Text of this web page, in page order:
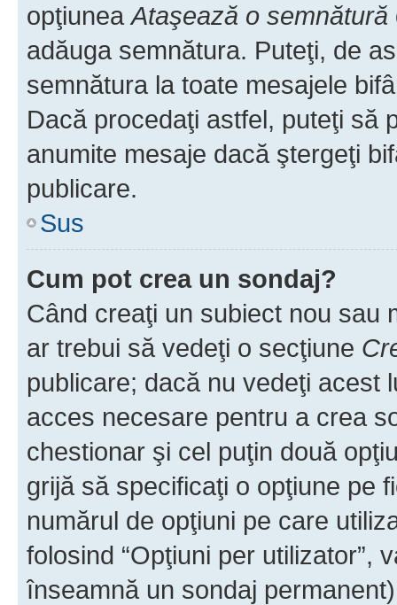
opţiuneaAtaşează o semnătură
adăuga semnătura. Puteţi, de
semnătura la toate mesajele
Dacă procedaţi astfel, puteţi să
anumite mesaje dacă ştergeţi
publicare.
Sus
Cum pot crea un sondaj?
Când creaţi un subiect nou sau
ar trebui să vedeţi o secţiune
publicare; dacă nu vedeţi acest
acces necesare pentru a crea
chestionar şi cel puţin două
grijă să specificaţi o opţiune pe
numărul de opţiuni pe care
folosind “Opţiuni per utilizator”,
înseamnă un sondaj